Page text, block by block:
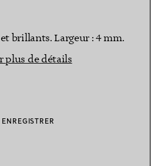
brillants. Largeur : 4 mm.
plus de détails
ENREGISTRER